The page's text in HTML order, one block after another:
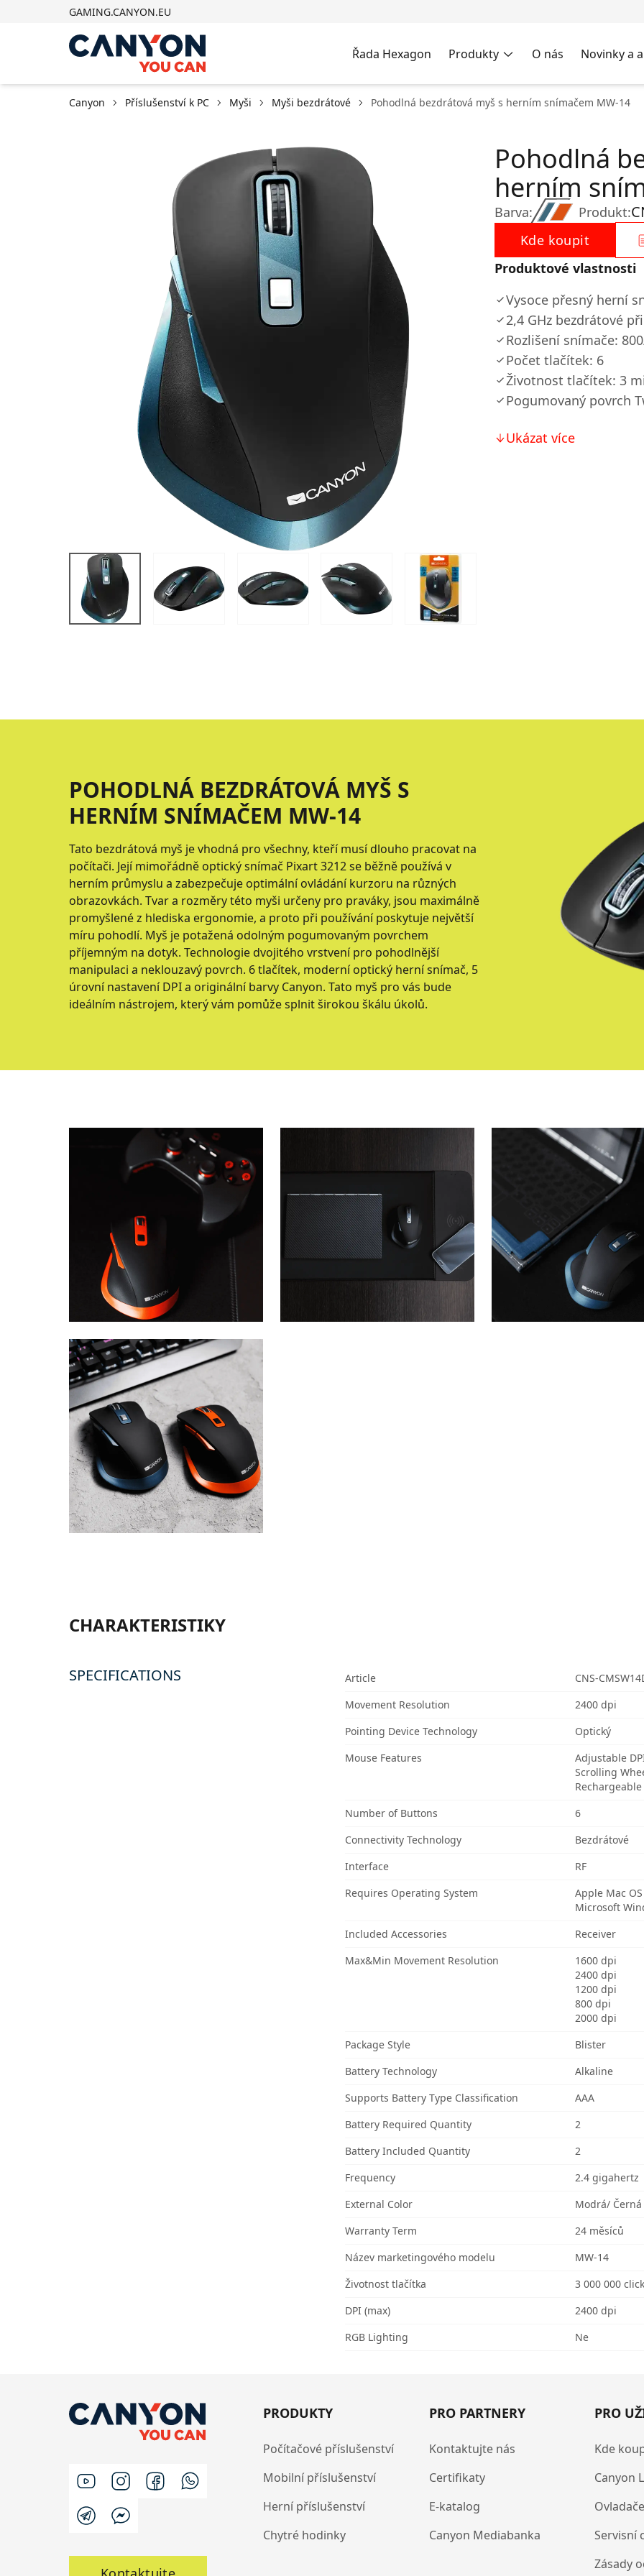
GAMING.CANYON.EU
Řada Hexagon Produkty O nás Novinky a
Canyon Příslušenství k PC Myši Myši bezdrátové Pohodlná bezdrátová myš s herním snímačem MW-14
Barva:
Pohodlná
herním
Produkt:
Kde koupit
Produktové vlastnosti
Vysoce přesný herní
2,4 GHz bezdrátové
Rozlišení snímače:
Počet tlačítek: 6
Životnost tlačítek: 3
Pogumovaný povrch
Ukázat více
POHODLNÁ BEZDRÁTOVÁ MYŠ S
HERNÍM SNÍMAČEM MW-14
Tato bezdrátová myš je vhodná pro všechny, kteří musí dlouho pracovat na
počítači. Její mimořádně optický snímač Pixart 3212 se běžně používá v
herním průmyslu a zabezpečuje optimální ovládání kurzoru na různých
obrazovkách. Tvar a rozměry této myši určeny pro praváky, jsou maximálně
promyšlené z hlediska ergonomie, a proto při používání poskytuje největší
míru pohodlí. Myš je potažená odolným pogumovaným povrchem
příjemným na dotyk. Technologie dvojitého vrstvení pro pohodlnější
manipulaci a neklouzavý povrch. 6 tlačítek, moderní optický herní snímač, 5
úrovní nastavení DPI a originální barvy Canyon. Tato myš pro vás bude
ideálním nástrojem, který vám pomůže splnit širokou škálu úkolů.
CHARAKTERISTIKY
SPECIFICATIONS Article
CNS-
Movement Resolution
2400 dpi
Pointing Device Technology
Optický
Mouse Features
Adjustable
Scrolling
Rechargeable
Number of Buttons
6
Connectivity Technology
Bezdrátové
Interface
RF
Requires Operating System
Apple Mac OS
Microsoft
Included Accessories
Receiver
Max&Min Movement Resolution
1600 dpi
2400 dpi
1200 dpi
800 dpi
2000 dpi
Package Style
Blister
Battery Technology
Alkaline
Supports Battery Type Classification
AAA
Battery Required Quantity
2
Battery Included Quantity
2
Frequency
2.4 gigahertz
External Color
Modrá/ Černá
Warranty Term
24 měsíců
Název marketingového modelu
MW-14
Životnost tlačítka
3 000 000
DPI (max)
2400 dpi
RGB Lighting
Ne
PRODUKTY
Počítačové příslušenství
Mobilní příslušenství
Herní příslušenství
Chytré hodinky
PRO PARTNERY
Kontaktujte nás
Certifikaty
E-katalog
Canyon Mediabanka
PRO
Kde
Canyon
Servisní
Zásady